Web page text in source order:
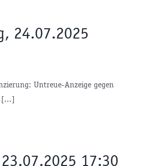
24.07.2025
Untreue-Anzeige gegen
[...]
17:30